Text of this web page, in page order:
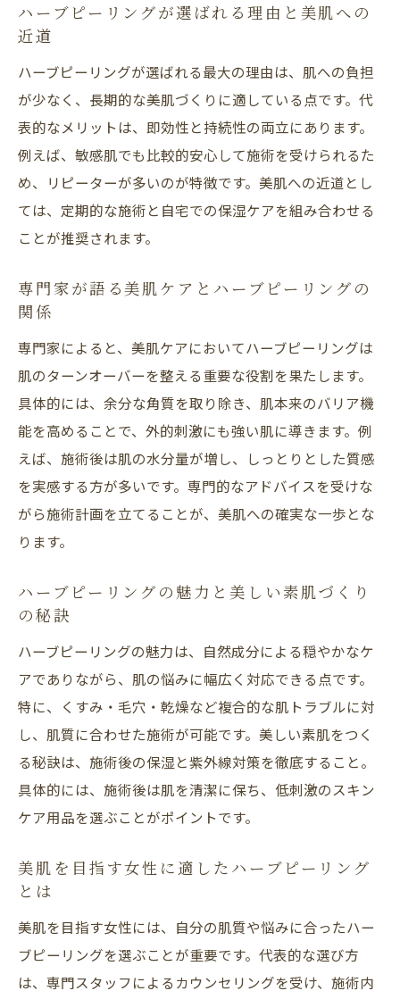
ハーブピーリングの施術後に気をつけたい
効果的なハーブピーリングの頻度と通い方
美肌維持に役立つハーブピーリングの活用
術
ハーブピーリングで理想の美肌を手に入れ
るコツ
敏感肌にも優しい施術方法を徹底解説
敏感肌も安心のハーブピーリング施術ポイ
ント
敏感肌対応のハーブピーリングで美肌を守
る
肌に優しいハーブピーリング施術の流れを
紹介
敏感肌の方におすすめな美肌ケア方法とは
ハーブピーリングで敏感肌を美肌へ導く理
セルフハーブピーリングのメリットとデメ
リット
美肌を目指すならサロン施術がおすすめな
理由
を解説
コツ
剥離あり施術のメリットと注意点を紹介
ハーブピーリングが選ばれる理由と美肌への
近道
ハーブピーリングが選ばれる最大の理由は、肌への負担
が少なく、長期的な美肌づくりに適している点です。代
表的なメリットは、即効性と持続性の両立にあります。
例えば、敏感肌でも比較的安心して施術を受けられるた
め、リピーターが多いのが特徴です。美肌への近道とし
ては、定期的な施術と自宅での保湿ケアを組み合わせる
ことが推奨されます。
専門家が語る美肌ケアとハーブピーリングの
関係
専門家によると、美肌ケアにおいてハーブピーリングは
肌のターンオーバーを整える重要な役割を果たします。
具体的には、余分な角質を取り除き、肌本来のバリア機
能を高めることで、外的刺激にも強い肌に導きます。例
えば、施術後は肌の水分量が増し、しっとりとした質感
を実感する方が多いです。専門的なアドバイスを受けな
がら施術計画を立てることが、美肌への確実な一歩とな
ります。
ハーブピーリングの魅力と美しい素肌づくり
の秘訣
ハーブピーリングの魅力は、自然成分による穏やかなケ
アでありながら、肌の悩みに幅広く対応できる点です。
特に、くすみ・毛穴・乾燥など複合的な肌トラブルに対
し、肌質に合わせた施術が可能です。美しい素肌をつく
る秘訣は、施術後の保湿と紫外線対策を徹底すること。
具体的には、施術後は肌を清潔に保ち、低刺激のスキン
ケア用品を選ぶことがポイントです。
美肌を目指す女性に適したハーブピーリング
とは
美肌を目指す女性には、自分の肌質や悩みに合ったハー
ブピーリングを選ぶことが重要です。代表的な選び方
は、専門スタッフによるカウンセリングを受け、施術内